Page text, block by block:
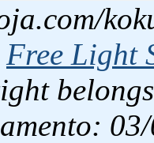
Free Light